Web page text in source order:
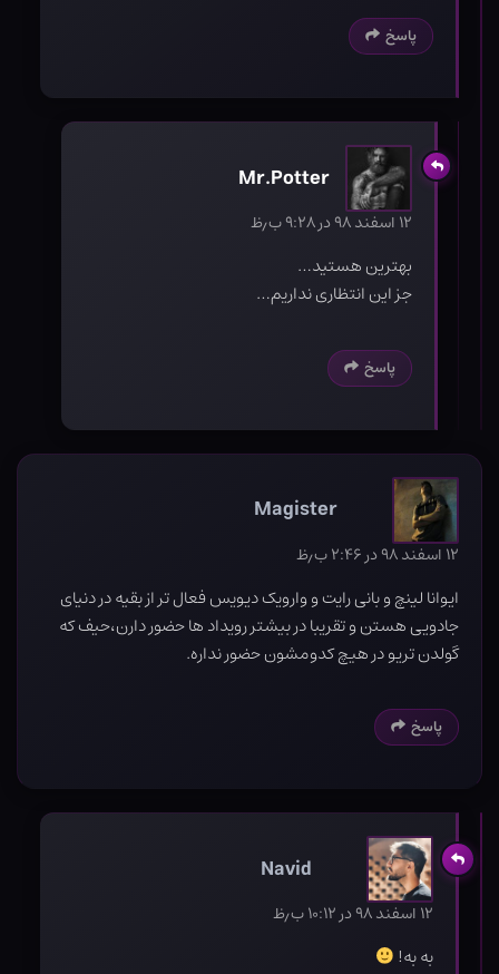
پاسخ
Mr.Potter
۱۲ اسفند ۹۸ در ۹:۲۸ ب٫ظ
بهترین هستید…
جز این انتظاری نداریم…
پاسخ
Magister
۱۲ اسفند ۹۸ در ۲:۴۶ ب٫ظ
ایوانا لینچ و بانی رایت و وارویک دیویس فعال تر از بقیه در دنیای
جادویی هستن و تقریبا در بیشتر رویداد ها حضور دارن،حیف که
گولدن تریو در هیچ کدومشون حضور نداره.
پاسخ
Navid
۱۲ اسفند ۹۸ در ۱۰:۱۲ ب٫ظ
به به!